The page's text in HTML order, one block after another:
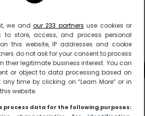
we and our 233 partners use cookies or
to store, access, and process personal
this website, IP addresses and cookie
do not ask for your consent to process
their legitimate business interest. You can
or object to data processing based on
time by clicking on “Learn More” or in
website.
process data for the following purposes: